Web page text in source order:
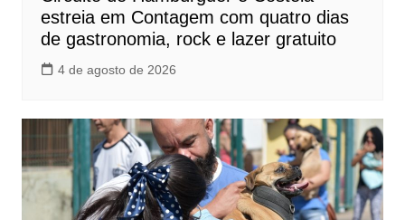
estreia em Contagem com quatro dias
de gastronomia, rock e lazer gratuito
4 de agosto de 2026